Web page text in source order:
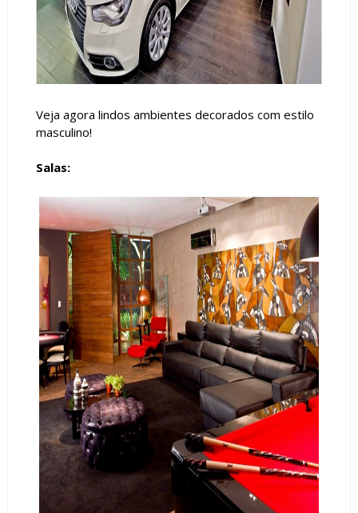
Veja agora lindos ambientes decorados com estilo
masculino!
Salas: